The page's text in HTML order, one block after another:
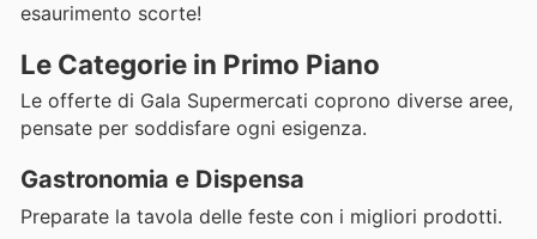
esaurimento scorte!
Le Categorie in Primo Piano
Le offerte di Gala Supermercati coprono diverse aree,
pensate per soddisfare ogni esigenza.
Gastronomia e Dispensa
Preparate la tavola delle feste con i migliori prodotti.